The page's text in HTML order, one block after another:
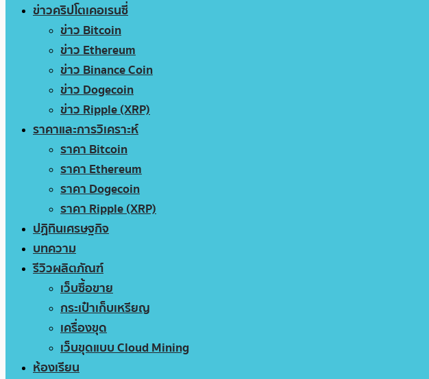
ข่าวคริปโตเคอเรนซี่
ข่าว Bitcoin
ข่าว Ethereum
ข่าว Binance Coin
ข่าว Dogecoin
ข่าว Ripple (XRP)
ราคาและการวิเคราะห์
ราคา Bitcoin
ราคา Ethereum
ราคา Dogecoin
ราคา Ripple (XRP)
ปฏิทินเศรษฐกิจ
บทความ
รีวิวผลิตภัณฑ์
เว็บซื้อขาย
กระเป๋าเก็บเหรียญ
เครื่องขุด
เว็บขุดแบบ Cloud Mining
ห้องเรียน